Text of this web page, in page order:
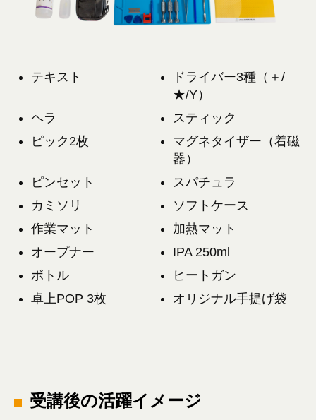
テキスト
ドライバー3種（＋/
★/Y）
ヘラ
スティック
ピック2枚
マグネタイザー（着磁
器）
ピンセット
スパチュラ
カミソリ
ソフトケース
作業マット
加熱マット
オープナー
IPA 250ml
ボトル
ヒートガン
卓上POP 3枚
オリジナル手提げ袋
受講後の活躍イメージ